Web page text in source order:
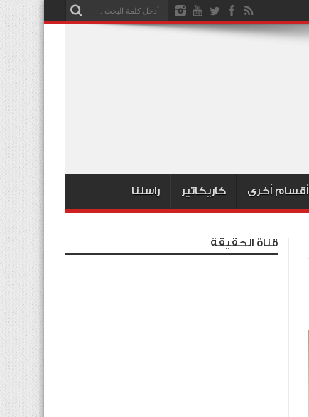
أقسام أخرى كاريكاتير راسلنا
قناة الحقيقة